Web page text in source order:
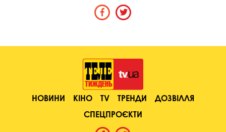
НОВИНИ КІНО TV ТРЕНДИ
ДОЗВІЛЛЯ
СПЕЦПРОЄКТИ